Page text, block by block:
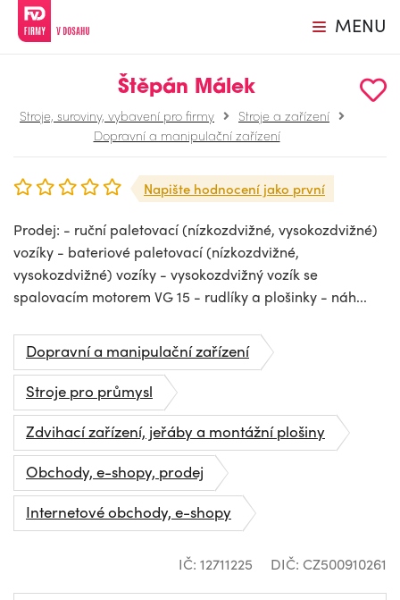
MENU
Štěpán Málek
Stroje, suroviny, vybavení pro firmy
Stroje a zařízení
Dopravní a manipulační zařízení
Napište hodnocení jako první
Prodej: - ruční paletovací (nízkozdvižné, vysokozdvižné)
vozíky - bateriové paletovací (nízkozdvižné,
vysokozdvižné) vozíky - vysokozdvižný vozík se
spalovacím motorem VG 15 - rudlíky a plošinky - náh...
Dopravní a manipulační zařízení
Stroje pro průmysl
Zdvihací zařízení, jeřáby a montážní plošiny
Obchody, e-shopy, prodej
Internetové obchody, e-shopy
IČ: 12711225 DIČ: CZ500910261